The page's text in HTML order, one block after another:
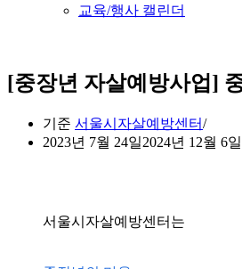
교육/행사 캘린더
[중장년 자살예방사업]
기준 서울시자살예방센터
2023년 7월 24일2024년 12월 6일
서울시자살예방센터는